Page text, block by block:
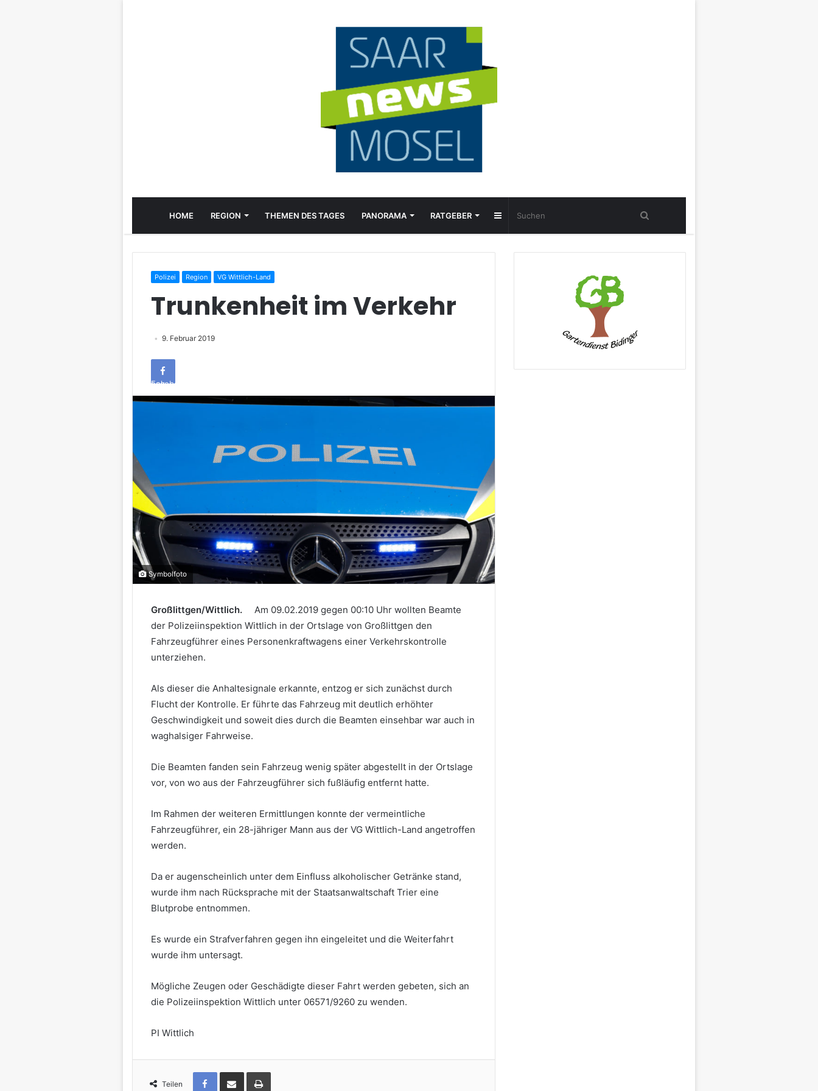
HOME REGION THEMEN DES TAGES PANORAMA RATGEBER Sidebar
Polizei Region VG Wittlich-Land
Trunkenheit im Verkehr
9. Februar 2019
Facebook
Symbolfoto
Großlittgen/Wittlich. Am 09.02.2019 gegen 00:10 Uhr wollten Beamte
der Polizeiinspektion Wittlich in der Ortslage von Großlittgen den
Fahrzeugführer eines Personenkraftwagens einer Verkehrskontrolle
unterziehen.
Als dieser die Anhaltesignale erkannte, entzog er sich zunächst durch
Flucht der Kontrolle. Er führte das Fahrzeug mit deutlich erhöhter
Geschwindigkeit und soweit dies durch die Beamten einsehbar war auch in
waghalsiger Fahrweise.
Die Beamten fanden sein Fahrzeug wenig später abgestellt in der Ortslage
vor, von wo aus der Fahrzeugführer sich fußläufig entfernt hatte.
Im Rahmen der weiteren Ermittlungen konnte der vermeintliche
Fahrzeugführer, ein 28-jähriger Mann aus der VG Wittlich-Land angetroffen
werden.
Da er augenscheinlich unter dem Einfluss alkoholischer Getränke stand,
wurde ihm nach Rücksprache mit der Staatsanwaltschaft Trier eine
Blutprobe entnommen.
Es wurde ein Strafverfahren gegen ihn eingeleitet und die Weiterfahrt
wurde ihm untersagt.
Mögliche Zeugen oder Geschädigte dieser Fahrt werden gebeten, sich an
die Polizeiinspektion Wittlich unter 06571/9260 zu wenden.
PI Wittlich
Teilen